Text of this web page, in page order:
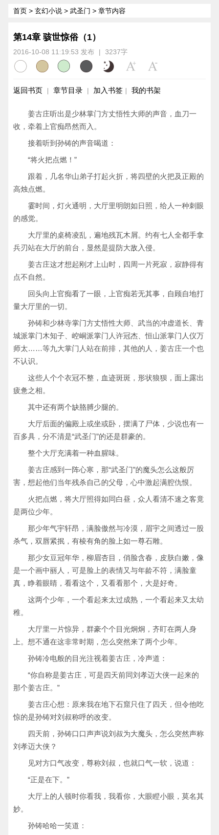
首页 > 玄幻小说 > 武圣门 > 章节内容
第14章 骇世惊俗（1）
2016-10-08 11:19:53 发布 | 3237字
返回书页 | 章节目录 | 加入书签 | 我的书架
姜古庄听出是少林掌门方丈悟性大师的声音，血刀一
收，牵着上官痴昂然而入。
接着听到孙铸的声音喝道：
“将火把点燃！”
跟着，几名华山弟子打起火折，将四壁的火把及正殿的
高烛点燃。
霎时间，灯火通明，大厅里明朗如日照，给人一种刺眼
的感觉。
大厅里的桌椅凌乱，遍地残瓦木屑。约有七人全都手拿
兵刃站在大厅的前台，显然是提防大敌入侵。
姜古庄这才想起刚才上山时，四周一片死寂，寂静得有
点不自然。
回头向上官痴看了一眼，上官痴若无其事，自顾自地打
量大厅里的一切。
孙铸和少林寺掌门方丈悟性大师、武当的冲虚道长、青
城派掌门木知子、崆峒派掌门人许冠杰、恒山派掌门人仪万
师太……等九大掌门人站在前排，其他的人，姜古庄一个也
不认识。
这些人个个衣冠不整，血迹斑斑，形状狼狈，面上露出
疲惫之相。
其中还有两个缺胳膊少腿的。
大厅后面的偏殿上或坐或卧，摆满了尸体，少说也有一
百多具，分不清是“武圣门”的还是群豪的。
整个大厅充满着一种血腥味。
姜古庄感到一阵心寒，那“武圣门”的魔头怎么这般厉
害，想起他们当年残杀自己的父母，心中激起满腔仇恨。
火把点燃，将大厅照得如同白昼，众人看清不速之客竟
是两位少年。
那少年气宇轩昂，满脸傲然与冷漠，眉宇之间透过一股
杀气，双唇紧抿，有棱有角的脸上如一尊石雕。
那少女豆冠年华，柳眉杏目，俏脸含春，皮肤白嫩，像
是一个画中丽人，可是脸上的表情又与年龄不符，满脸童
真，睁着眼睛，看看这个，又看看那个，大是好奇。
这两个少年，一个看起来太过成熟，一个看起来又太幼
稚。
大厅里一片惊异，群豪个个目光炯炯，齐盯在两人身
上。想不通在这非常时期，怎么突然来了两个少年。
孙铸冷电般的目光注视着姜古庄，冷声道：
“你自称是姜古庄，可是四天前同刘孝迈大侠一起来的
那个姜古庄。”
姜古庄心想：原来我在地下石窟只住了四天，但令他吃
惊的是孙铸对刘叔称呼的改变。
四天前，孙铸口口声声说刘叔为大魔头，怎么突然声称
刘孝迈大侠？
见对方口气改变，尊称刘叔，也就口气一软，说道：
“正是在下。”
大厅上的人顿时你看我，我看你，大眼瞪小眼，莫名其
妙。
孙铸哈哈一笑道：